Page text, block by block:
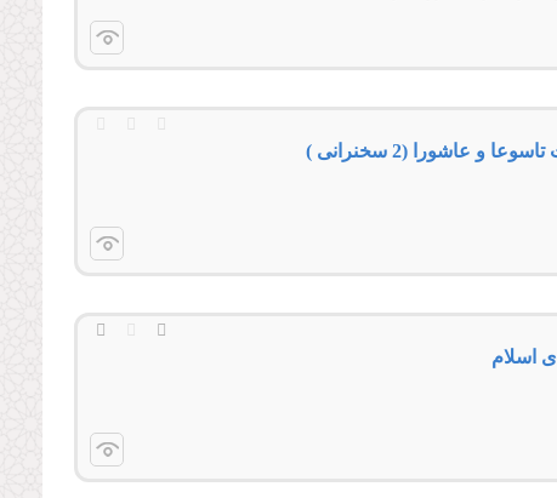
و عاشورا (2 سخنرانی )
اسلام